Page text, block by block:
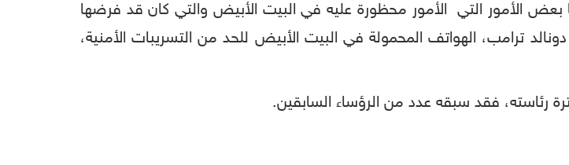
بعض الأمور التي الأمور محظورة عليه في البيت الأبيض والتي كان قد فرضها
ترامب، الهواتف المحمولة في البيت الأبيض للحد من التسريبات الأمنية،
رئاسته، فقد سبقه عدد من الرؤساء السابقين.